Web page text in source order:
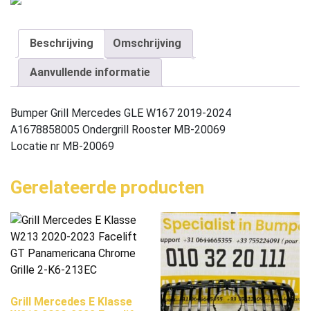
Beschrijving Omschrijving
Aanvullende informatie
Bumper Grill Mercedes GLE W167 2019-2024
A1678858005 Ondergrill Rooster MB-20069
Locatie nr MB-20069
Gerelateerde producten
Grill Mercedes E Klasse